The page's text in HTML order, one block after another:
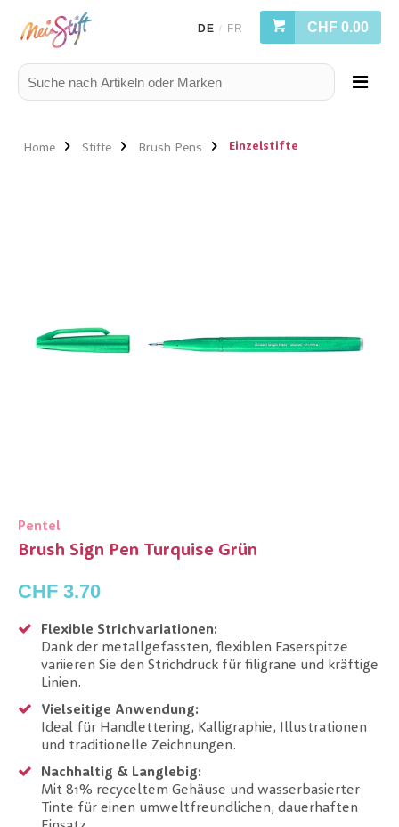
DE / FR CHF 0.00
Home Stifte Brush Pens Einzelstifte
Pentel
Brush Sign Pen Turquise Grün
CHF 3.70
Flexible Strichvariationen:
Dank der metallgefassten, flexiblen Faserspitze
variieren Sie den Strichdruck für filigrane und kräftige
Linien.
Vielseitige Anwendung:
Ideal für Handlettering, Kalligraphie, Illustrationen
und traditionelle Zeichnungen.
Nachhaltig & Langlebig:
Mit 81% recyceltem Gehäuse und wasserbasierter
Tinte für einen umweltfreundlichen, dauerhaften